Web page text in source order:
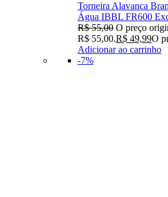
Torneira Alavanca
Água IBBL FR600
R$55,00 O preço
R$ 55,00.R$ 49,99O
Adicionar ao carrinho
-7%